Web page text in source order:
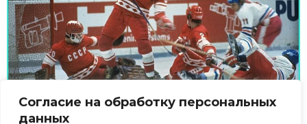
Согласие на обработку персональных
данных